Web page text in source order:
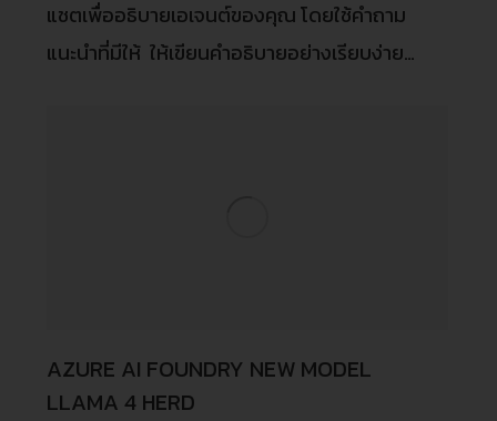
แชตเพื่ออธิบายเอเจนต์ของคุณ โดยใช้คำถาม
แนะนำที่มีให้ ให้เขียนคำอธิบายอย่างเรียบง่าย…
AZURE AI FOUNDRY NEW MODEL
LLAMA 4 HERD